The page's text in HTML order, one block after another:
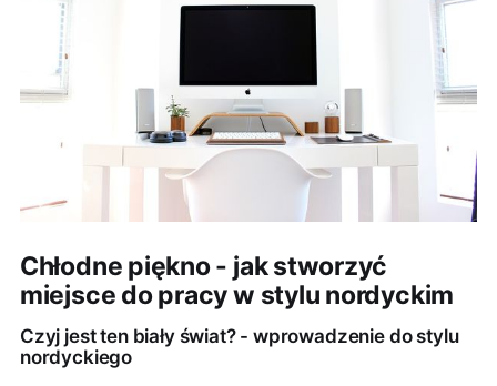
Chłodne piękno - jak stworzyć
miejsce do pracy w stylu nordyckim
Czyj jest ten biały świat? - wprowadzenie do stylu
nordyckiego